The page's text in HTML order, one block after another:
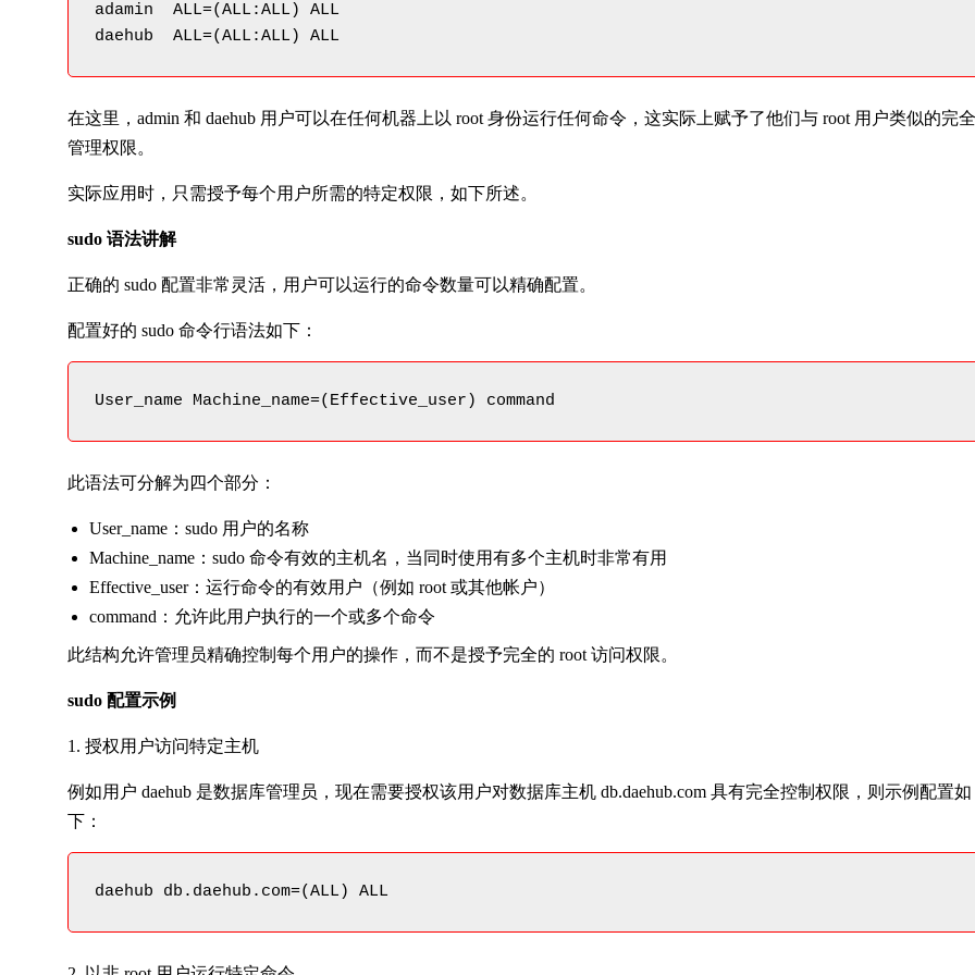
adamin  ALL=(ALL:ALL) ALL
daehub  ALL=(ALL:ALL) ALL
在这里，admin 和 daehub 用户可以在任何机器上以 root 身份运行任何命令，这实际上赋予了他们与 root 用户类似的完全
管理权限。
实际应用时，只需授予每个用户所需的特定权限，如下所述。
sudo 语法讲解
正确的 sudo 配置非常灵活，用户可以运行的命令数量可以精确配置。
配置好的 sudo 命令行语法如下：
User_name Machine_name=(Effective_user) command
此语法可分解为四个部分：
User_name：sudo 用户的名称
Machine_name：sudo 命令有效的主机名，当同时使用有多个主机时非常有用
Effective_user：运行命令的有效用户（例如 root 或其他帐户）
command：允许此用户执行的一个或多个命令
此结构允许管理员精确控制每个用户的操作，而不是授予完全的 root 访问权限。
sudo 配置示例
1. 授权用户访问特定主机
例如用户 daehub 是数据库管理员，现在需要授权该用户对数据库主机 db.daehub.com 具有完全控制权限，则示例配置如
下：
daehub db.daehub.com=(ALL) ALL